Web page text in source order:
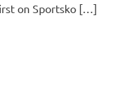
on Sportsko […]